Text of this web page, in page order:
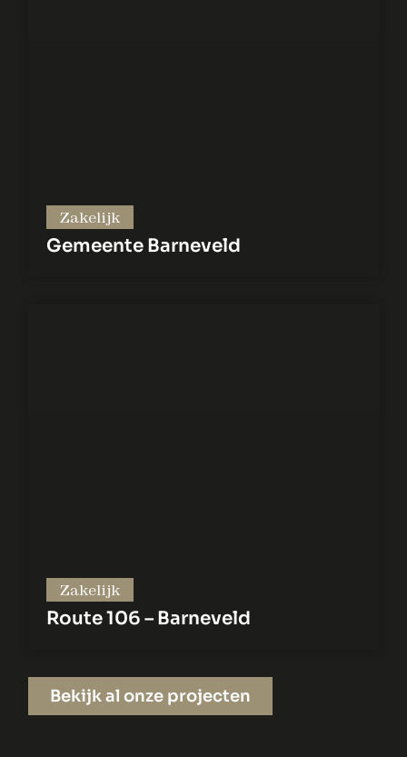
Zakelijk
Gemeente Barneveld
Zakelijk
Route 106 – Barneveld
Bekijk al onze projecten